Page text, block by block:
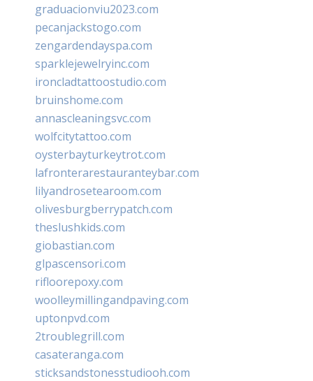
graduacionviu2023.com
pecanjackstogo.com
zengardendayspa.com
sparklejewelryinc.com
ironcladtattoostudio.com
bruinshome.com
annascleaningsvc.com
wolfcitytattoo.com
oysterbayturkeytrot.com
lafronterarestauranteybar.com
lilyandrosetearoom.com
olivesburgberrypatch.com
theslushkids.com
giobastian.com
glpascensori.com
rifloorepoxy.com
woolleymillingandpaving.com
uptonpvd.com
2troublegrill.com
casateranga.com
sticksandstonesstudiooh.com